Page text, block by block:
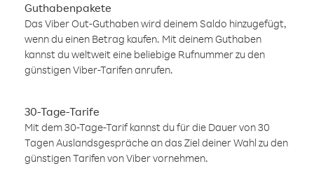
Guthabenpakete
Das Viber Out-Guthaben wird deinem Saldo hinzugefügt,
wenn du einen Betrag kaufen. Mit deinem Guthaben
kannst du weltweit eine beliebige Rufnummer zu den
günstigen Viber-Tarifen anrufen.
30-Tage-Tarife
Mit dem 30-Tage-Tarif kannst du für die Dauer von 30
Tagen Auslandsgespräche an das Ziel deiner Wahl zu den
günstigen Tarifen von Viber vornehmen.